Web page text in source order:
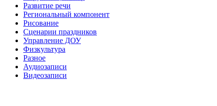
Развитие речи
Региональный компонент
Рисование
Сценарии праздников
Управление ДОУ
Физкультура
Разное
Аудиозаписи
Видеозаписи